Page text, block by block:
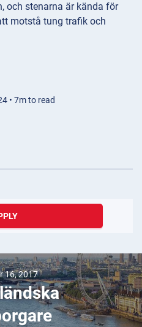
och stenarna är kända för
motstå tung trafik och
• 7m to read
16, 2017